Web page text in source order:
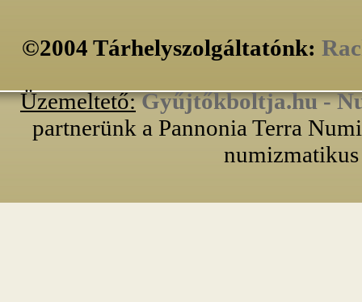
©2004 Tárhelyszolgáltatónk:
Üzemeltető: Gyűjtőkboltja.hu -
partnerünk a Pannonia Terra
numizmatikus